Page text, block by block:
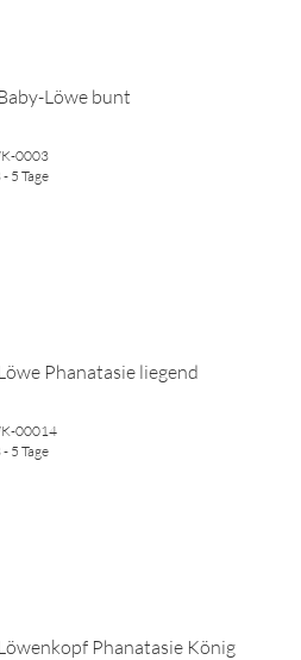
Löwe bunt
0003
- 5 Tage
Phanatasie liegend
00014
- 5 Tage
Phanatasie König